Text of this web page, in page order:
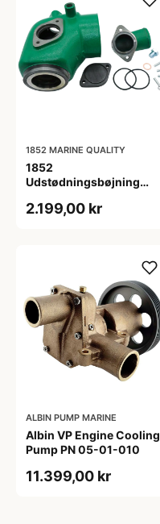
1852 MARINE QUALITY
1852
Udstødningsbøjning
21684826
2.199,00 kr
ALBIN PUMP MARINE
Albin VP Engine Cooling
Pump PN 05-01-010
11.399,00 kr